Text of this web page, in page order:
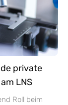
private
LNS
Roll beim